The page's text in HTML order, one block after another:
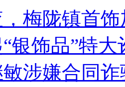
梅陇镇首
银饰品”特
涉嫌合同